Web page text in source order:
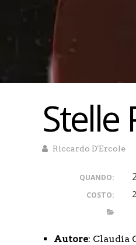
Stelle
Riccardo D'Ercole
QUANDO:
COSTO:
Autore: Claudia